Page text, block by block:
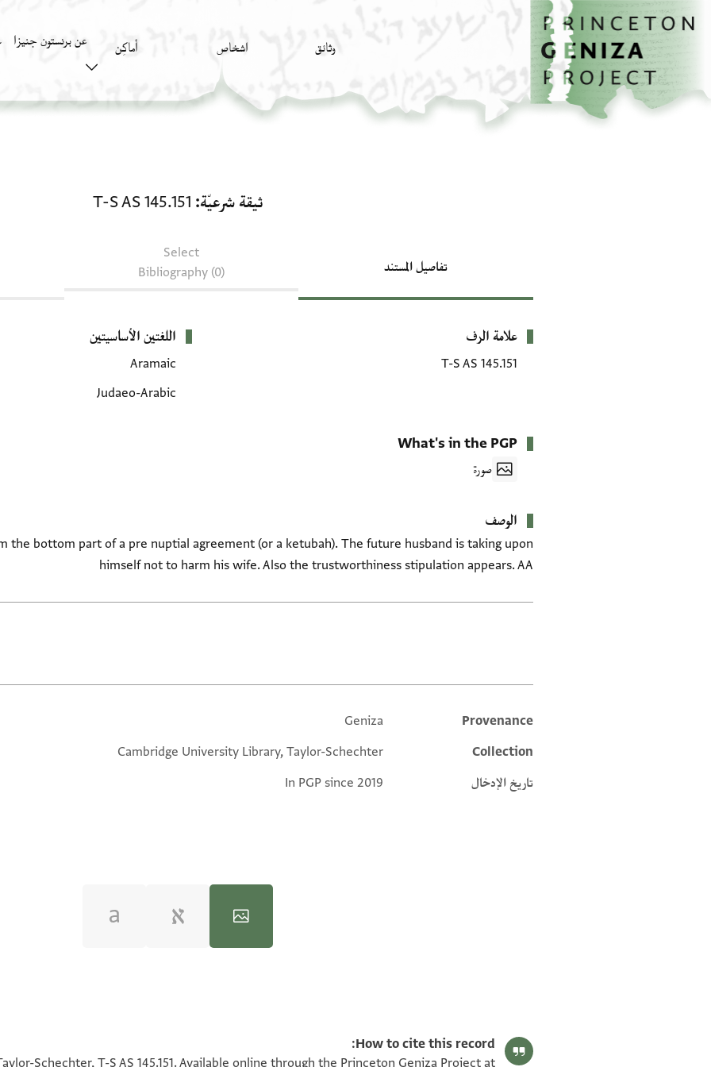
تخطي إلى المحتوى الرئيسي
الصفحة الرئيسية
وثائق اشخاص أَماكِن عن برنستون جنيزا
ثيقة شرعيّة T-S AS 145.151
تفاصيل المستند
Select
Bibliography (0)
بيانات التعريف
علامة الرف
T-S AS 145.151
اللغتين الأساسيتين
Aramaic
Judaeo-Arabic
What's in the PGP
صورة
الوصف
the bottom part of a pre nuptial agreement (or a ketubah). The future husband is taking upon
himself not to harm his wife. Also the trustworthiness stipulation appears. AA
Additional metadata
Provenance
Geniza
Collection
Cambridge University Library, Taylor-Schechter
تاريخ الإدخال
In PGP since 2019
100%
100%
How to cite this record:
Schechter, T-S AS 145.151. Available online through the Princeton Geniza Project at